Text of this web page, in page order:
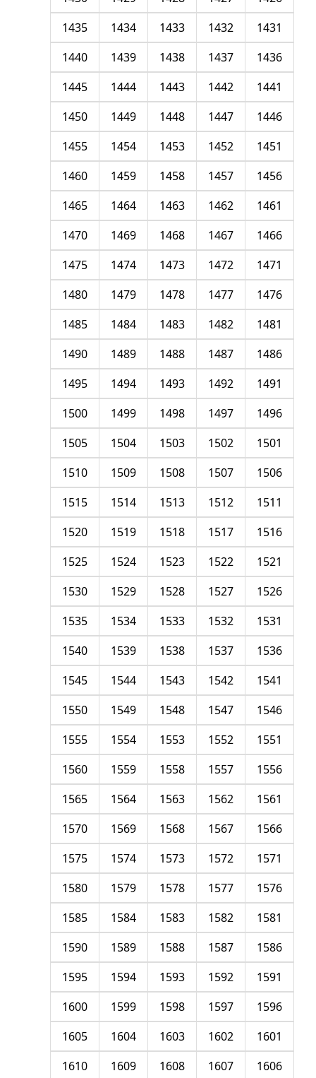
1431
1432
1433
1434
1435
1436
1437
1438
1439
1440
1441
1442
1443
1444
1445
1446
1447
1448
1449
1450
1451
1452
1453
1454
1455
1456
1457
1458
1459
1460
1461
1462
1463
1464
1465
1466
1467
1468
1469
1470
1471
1472
1473
1474
1475
1476
1477
1478
1479
1480
1481
1482
1483
1484
1485
1486
1487
1488
1489
1490
1491
1492
1493
1494
1495
1496
1497
1498
1499
1500
1501
1502
1503
1504
1505
1506
1507
1508
1509
1510
1511
1512
1513
1514
1515
1516
1517
1518
1519
1520
1521
1522
1523
1524
1525
1526
1527
1528
1529
1530
1531
1532
1533
1534
1535
1536
1537
1538
1539
1540
1541
1542
1543
1544
1545
1546
1547
1548
1549
1550
1551
1552
1553
1554
1555
1556
1557
1558
1559
1560
1561
1562
1563
1564
1565
1566
1567
1568
1569
1570
1571
1572
1573
1574
1575
1576
1577
1578
1579
1580
1581
1582
1583
1584
1585
1586
1587
1588
1589
1590
1591
1592
1593
1594
1595
1596
1597
1598
1599
1600
1601
1602
1603
1604
1605
1606
1607
1608
1609
1610